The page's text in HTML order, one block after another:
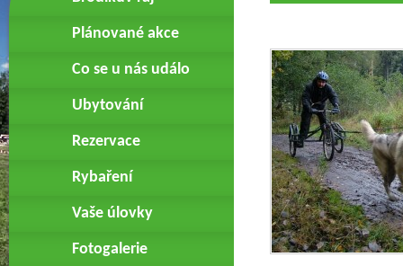
Plánované akce
Co se u nás událo
Ubytování
Rezervace
Rybaření
Vaše úlovky
Fotogalerie